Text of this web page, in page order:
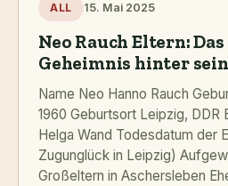
ALL 15. Mai 2025
Neo Rauch Eltern:
Geheimnis hinter
Name Neo Hanno Rauch
1960 Geburtsort Leipzig, DDR
Helga Wand Todesdatum der
Zugunglück in Leipzig)
Großeltern in Aschersleben